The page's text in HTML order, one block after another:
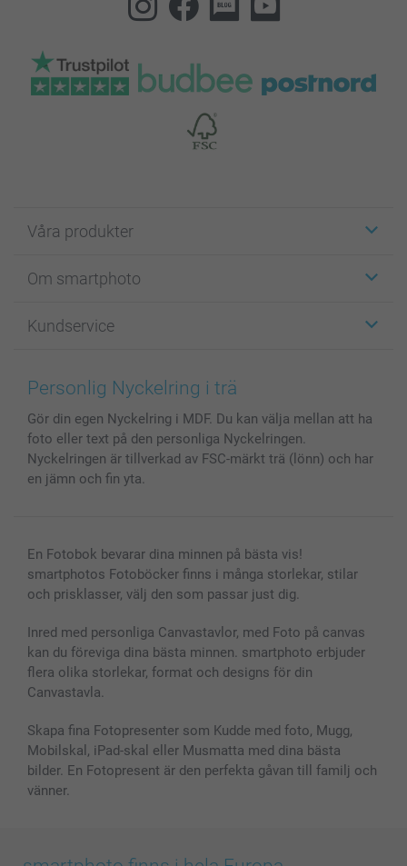
Våra produkter
Fotokort
Fotoböcker
Bilder, Fotoförstoring & Fotohäften
Skal till Mobil & Surfplatta
MyNameBook
Fotoalmanackor & Fotoagenda
Fotoramar & Tillbehör
Om smartphoto
För affiliates
Cookie Policy
Villkor och garantier
Investor Relations
Kundservice
smartgaranti
smartbonus
Priser & betalning
Status på beställningar
Personlig Nyckelring i trä
Gör din egen Nyckelring i MDF. Du kan välja mellan att ha
foto eller text på den personliga Nyckelringen.
Nyckelringen är tillverkad av FSC-märkt trä (lönn) och har
en jämn och fin yta.
En Fotobok bevarar dina minnen på bästa vis!
smartphotos Fotoböcker finns i många storlekar, stilar
och prisklasser, välj den som passar just dig.
Inred med personliga Canvastavlor, med Foto på canvas
kan du föreviga dina bästa minnen. smartphoto erbjuder
flera olika storlekar, format och designs för din
Canvastavla.
Skapa fina Fotopresenter som Kudde med foto, Mugg,
Mobilskal, iPad-skal eller Musmatta med dina bästa
bilder. En Fotopresent är den perfekta gåvan till familj och
vänner.